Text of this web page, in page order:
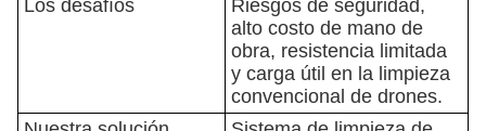
Los desafíos
Riesgos de seguridad,
alto costo de mano de
obra, resistencia limitada
y carga útil en la limpieza
convencional de drones.